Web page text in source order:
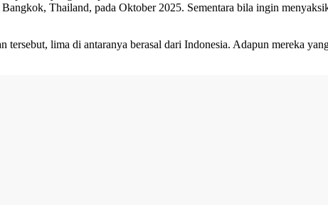
Thailand, pada Oktober 2025. Sementara bila ingin
lima di antaranya berasal dari Indonesia. Adapun mereka